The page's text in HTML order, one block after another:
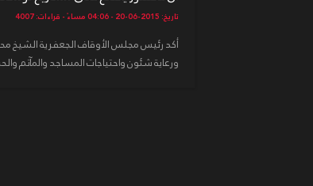
تاريخ: 2015-06-20 - 04:06 مساءً - قراءات: 4007
أكد رئيس مجلس الأوقاف الجعفرية الشيخ
ورعاية شئون واحتياجات المساجد والمآتم